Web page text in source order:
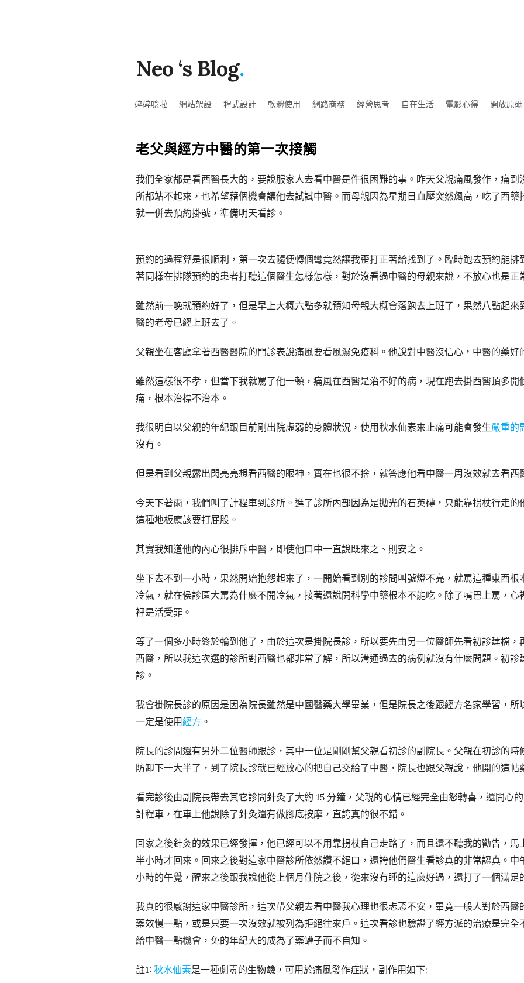
Neo ‘s Blog.
碎碎唸啦 網站架設 程式設計 軟體使用 網路商務 經營思考 自在生活 電影心得 開放原碼
老父與經方中醫的第一次接觸
我們全家都是看西醫長大的，要說服家人去看中醫是件很困難的事。昨天父親痛風發作，痛
所都站不起來，也希望藉個機會讓他去試試中醫。而母親因為星期日血壓突然飆高，吃了西
就一併去預約掛號，準備明天看診。
預約的過程算是很順利，第一次去隨便轉個彎竟然讓我歪打正著給找到了。臨時跑去預約能排
著同樣在排隊預約的患者打聽這個醫生怎樣怎樣，對於沒看過中醫的母親來說，不放心也是正
雖然前一晚就預約好了，但是早上大概六點多就預知母親大概會落跑去上班了，果然八點起
醫的老母已經上班去了。
父親坐在客廳拿著西醫醫院的門診表說痛風要看風濕免疫科。他說對中醫沒信心，中醫的藥好
雖然這樣很不孝，但當下我就罵了他一頓，痛風在西醫是治不好的病，現在跑去掛西醫頂多開
痛，根本治標不治本。
我很明白以父親的年紀跟目前剛出院虛弱的身體狀況，使用秋水仙素來止痛可能會發生嚴重的
沒有。
但是看到父親露出閃亮亮想看西醫的眼神 ，實在也很不捨，就答應他看中醫一周沒效就去看西
今天下著雨，我們叫了計程車到診所。進了診所內部因為是拋光的石英磚，只能靠拐杖行走
這種地板應該要打屁股。
其實我知道他的內心很排斥中醫，即使他口中一直說既來之、則安之。
坐下去不到一小時，果然開始抱怨起來了，一開始看到別的診間叫號燈不亮，就罵這種東西根
冷氣，就在侯診區大罵為什麼不開冷氣 ，接著還說開科學中藥根本不能吃。除了嘴巴上罵，
裡是活受罪。
等了一個多小時終於輪到他了，由於這次是掛院長診，所以要先由另一位醫師先看初診建檔，
西醫，所以我這次選的診所對西醫也都非常了解，所以溝通過去的病例就沒有什麼問題。初診
診。
我會掛院長診的原因是因為院長雖然是中國醫藥大學畢業，但是院長之後跟經方名家學習，
一定是使用經方 。
院長的診間還有另外二位醫師跟診，其中一位是剛剛幫父親看初診的副院長。父親在初診的
防卸下一大半了，到了院長診就已經放心的把自己交給了中醫，院長也跟父親說，他開的這帖
看完診後由副院長帶去其它診間針灸了大約 15 分鐘，父親的心情已經完全由怒轉喜，還開心
計程車，在車上他說除了針灸還有做腳底按摩，直誇真的很不錯。
回家之後針灸的效果已經發揮，他已經可以不用靠拐杖自己走路了，而且還不聽我的勸告，
半小時才回來。回來之後對這家中醫診所依然讚不絕口，還誇他們醫生看診真的非常認真。中
小時的午覺，醒來之後跟我說他從上個月住院之後，從來沒有睡的這麼好過，還打了一個滿足
我真的很感謝這家中醫診所，這次帶父親去看中醫我心理也很忐忑不安，畢竟一般人對於西
藥效慢一點，或是只要一次沒效就被列為拒絕往來戶。這次看診也驗證了經方派的治療是完
給中醫一點機會，免的年紀大的成為了藥罐子而不自知。
註1: 秋水仙素是一種劇毒的生物鹼，可用於痛風發作症狀，副作用如下: